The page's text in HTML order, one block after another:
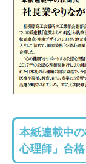
本紙連載中
心理師」合格